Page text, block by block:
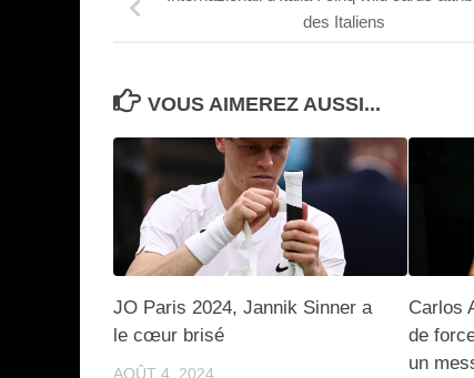
des Italiens
VOUS AIMEREZ AUSSI...
JO Paris 2024, Jannik Sinner a
le cœur brisé
AOÛT 4, 2024
Carlos
de
un